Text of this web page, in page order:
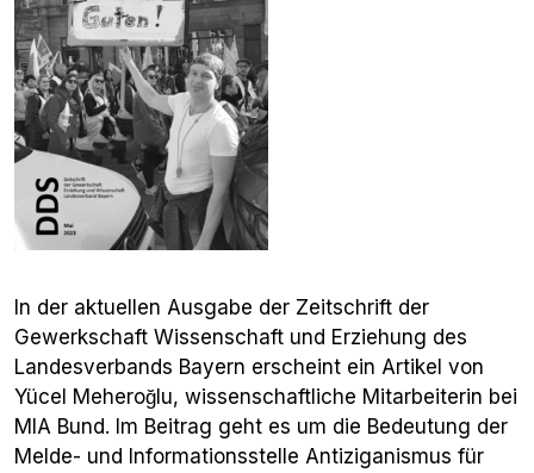
In der aktuellen Ausgabe der Zeitschrift der
Gewerkschaft Wissenschaft und Erziehung des
Landesverbands Bayern erscheint ein Artikel von
Yücel Meheroğlu, wissenschaftliche Mitarbeiterin bei
MIA Bund. Im Beitrag geht es um die Bedeutung der
Melde- und Informationsstelle Antiziganismus für